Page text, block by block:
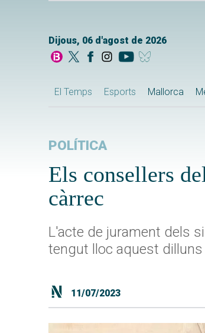
Dijous, 06 d'agost de 2026
El Temps Esports Mallorca
POLÍTICA
Els consellers
càrrec
L'acte de jurament dels
tengut lloc aquest
11/07/2023